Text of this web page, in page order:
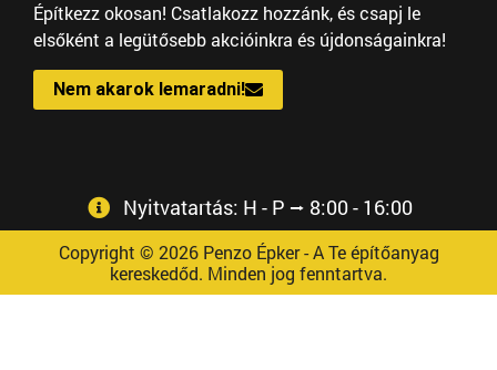
Építkezz okosan! Csatlakozz hozzánk, és csapj le
elsőként a legütősebb akcióinkra és újdonságainkra!
Nem akarok lemaradni!
Nyitvatartás: H - P ⭢ 8:00 - 16:00
Copyright © 2026 Penzo Épker - A Te építőanyag
kereskedőd. Minden jog fenntartva.